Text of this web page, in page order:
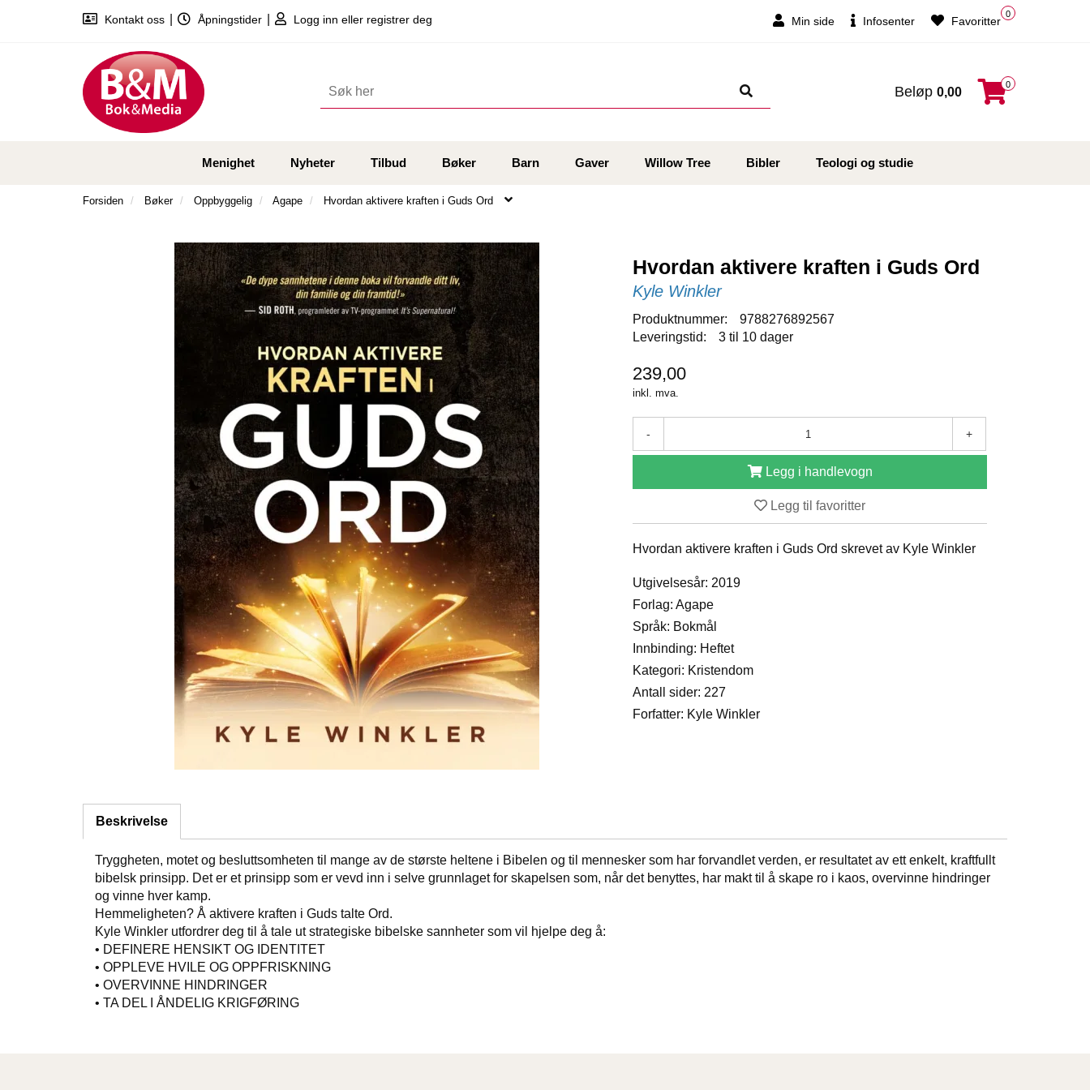
Kontakt oss Åpningstider Logg inn eller registrer deg Min side Infosenter
0
Favoritter
Beløp 0,00
0
Menighet Nyheter Tilbud Bøker Barn Gaver Willow Tree Bibler Teologi og studie
Forsiden Bøker Oppbyggelig Agape Hvordan aktivere kraften i Guds Ord
Hvordan aktivere kraften i Guds Ord
Kyle Winkler
Produktnummer:
9788276892567
Leveringstid:
3 til 10 dager
239,00
inkl. mva.
- +
Legg i handlevogn
Legg til favoritter
Hvordan aktivere kraften i Guds Ord skrevet av Kyle Winkler
Utgivelsesår: 2019
Forlag: Agape
Språk: Bokmål
Innbinding: Heftet
Kategori: Kristendom
Antall sider: 227
Forfatter: Kyle Winkler
Beskrivelse
Tryggheten, motet og besluttsomheten til mange av de største heltene i Bibelen og til mennesker som har forvandlet verden, er resultatet av ett enkelt, kraftfullt
bibelsk prinsipp. Det er et prinsipp som er vevd inn i selve grunnlaget for skapelsen som, når det benyttes, har makt til å skape ro i kaos, overvinne hindringer
og vinne hver kamp.
Hemmeligheten? Å aktivere kraften i Guds talte Ord.
Kyle Winkler utfordrer deg til å tale ut strategiske bibelske sannheter som vil hjelpe deg å:
• DEFINERE HENSIKT OG IDENTITET
• OPPLEVE HVILE OG OPPFRISKNING
• OVERVINNE HINDRINGER
• TA DEL I ÅNDELIG KRIGFØRING